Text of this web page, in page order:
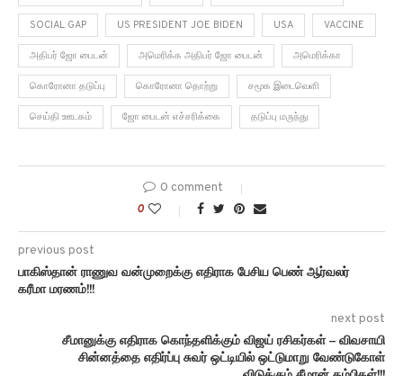
SOCIAL GAP US PRESIDENT JOE BIDEN USA VACCINE
அதிபர் ஜோ பைடன் அமெரிக்க அதிபர் ஜோ பைடன் அமெரிக்கா
கொரோனா தடுப்பு கொரோனா தொற்று சமூக இடைவெளி
செய்தி ஊடகம் ஜோ பைடன் எச்சரிக்கை தடுப்பு மருந்து
0 comment
0
previous post
பாகிஸ்தான் ராணுவ வன்முறைக்கு எதிராக பேசிய பெண் ஆர்வலர்
கரீமா மரணம்!!!
next post
சீமானுக்கு எதிராக கொந்தளிக்கும் விஜய் ரசிகர்கள் – விவசாயி
சின்னத்தை எதிர்ப்பு சுவர் ஒட்டியில் ஒட்டுமாறு வேண்டுகோள்